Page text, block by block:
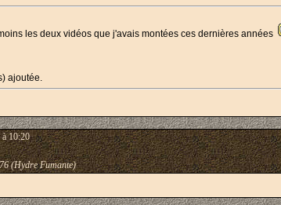
les deux vidéos que j'avais montées ces dernières années
ajoutée.
10:20
(Hydre Fumante)